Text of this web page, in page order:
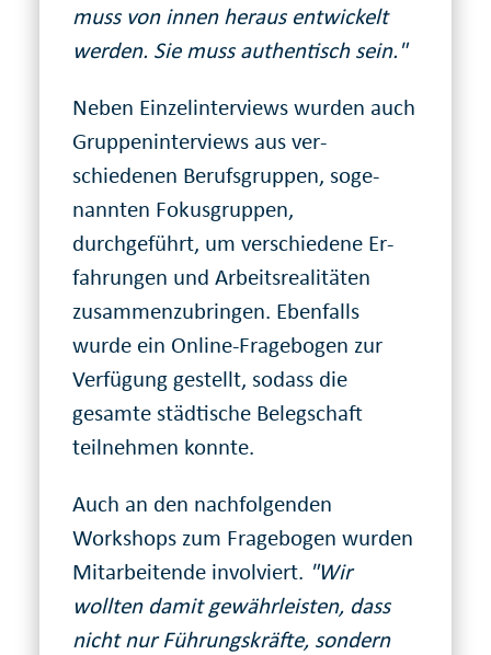
muss von innen heraus entwickelt
werden. Sie muss authentisch sein."
Neben Einzelinterviews wurden auch
Gruppen­inter­views aus ver­
schiedenen Berufs­gruppen, so­ge­
nannten Fokus­gruppen,
durchgeführt, um verschiedene Er­
fahrungen und Arbeits­realitäten
zusammen­zu­bringen. Ebenfalls
wurde ein Online-Fragebogen zur
Verfügung gestellt, sodass die
gesamte städtische Beleg­schaft
teilnehmen konnte.
Auch an den nachfolgenden
Workshops zum Frage­bogen wurden
Mitarbeitende involviert. "Wir
wollten damit gewähr­leisten, dass
nicht nur Führungs­kräfte, sondern